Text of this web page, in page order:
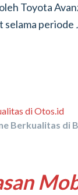
Toyota
periode
Berkualitas di